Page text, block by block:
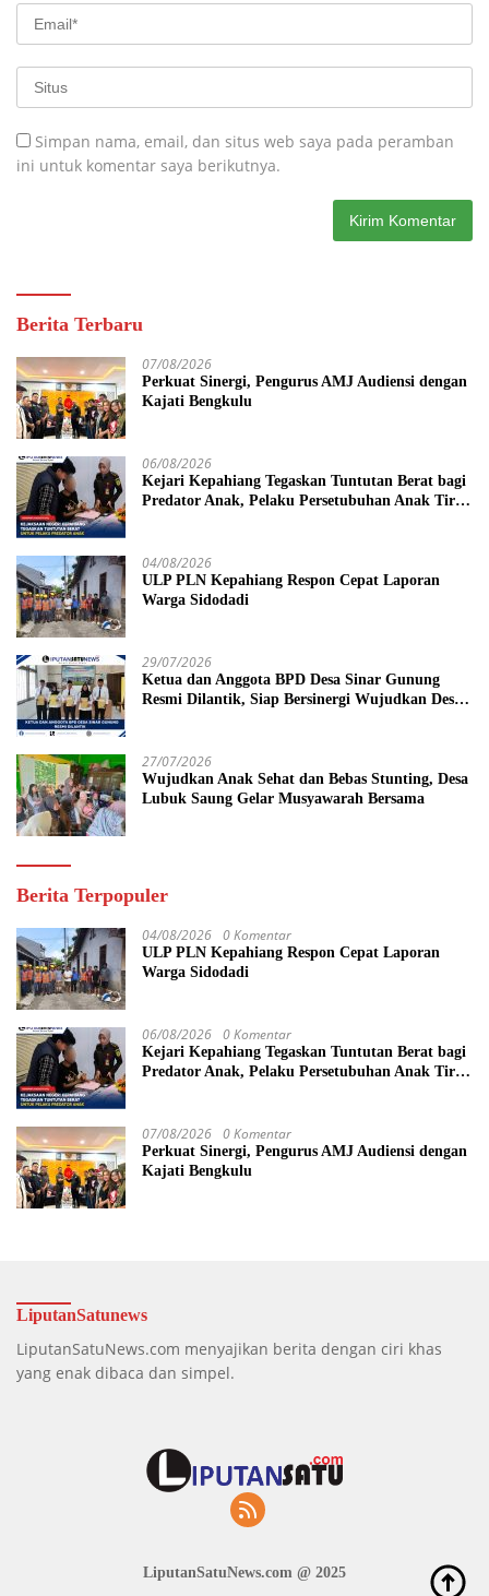
Simpan nama, email, dan situs web saya pada peramban
ini untuk komentar saya berikutnya.
Berita Terbaru
07/08/2026
Perkuat Sinergi, Pengurus AMJ Audiensi dengan
Kajati Bengkulu
06/08/2026
Kejari Kepahiang Tegaskan Tuntutan Berat bagi
Predator Anak, Pelaku Persetubuhan Anak Tiri
04/08/2026
ULP PLN Kepahiang Respon Cepat Laporan
Warga Sidodadi
29/07/2026
Ketua dan Anggota BPD Desa Sinar Gunung
Resmi Dilantik, Siap Bersinergi Wujudkan Desa
27/07/2026
Wujudkan Anak Sehat dan Bebas Stunting, Desa
Lubuk Saung Gelar Musyawarah Bersama
Berita Terpopuler
04/08/2026 0 Komentar
ULP PLN Kepahiang Respon Cepat Laporan
Warga Sidodadi
06/08/2026 0 Komentar
Kejari Kepahiang Tegaskan Tuntutan Berat bagi
Predator Anak, Pelaku Persetubuhan Anak Tiri
07/08/2026 0 Komentar
Perkuat Sinergi, Pengurus AMJ Audiensi dengan
Kajati Bengkulu
LiputanSatunews
LiputanSatuNews.com menyajikan berita dengan ciri khas
yang enak dibaca dan simpel.
LiputanSatuNews.com @ 2025